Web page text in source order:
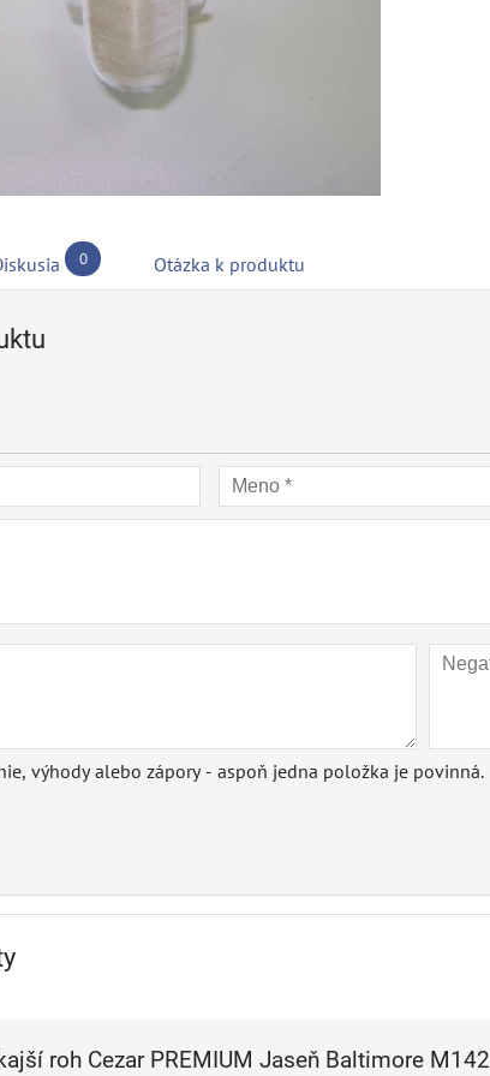
0 Otázka k produktu
výhody alebo zápory - aspoň jedna položka je povinná.
roh Cezar PREMIUM Jaseň Baltimore M142